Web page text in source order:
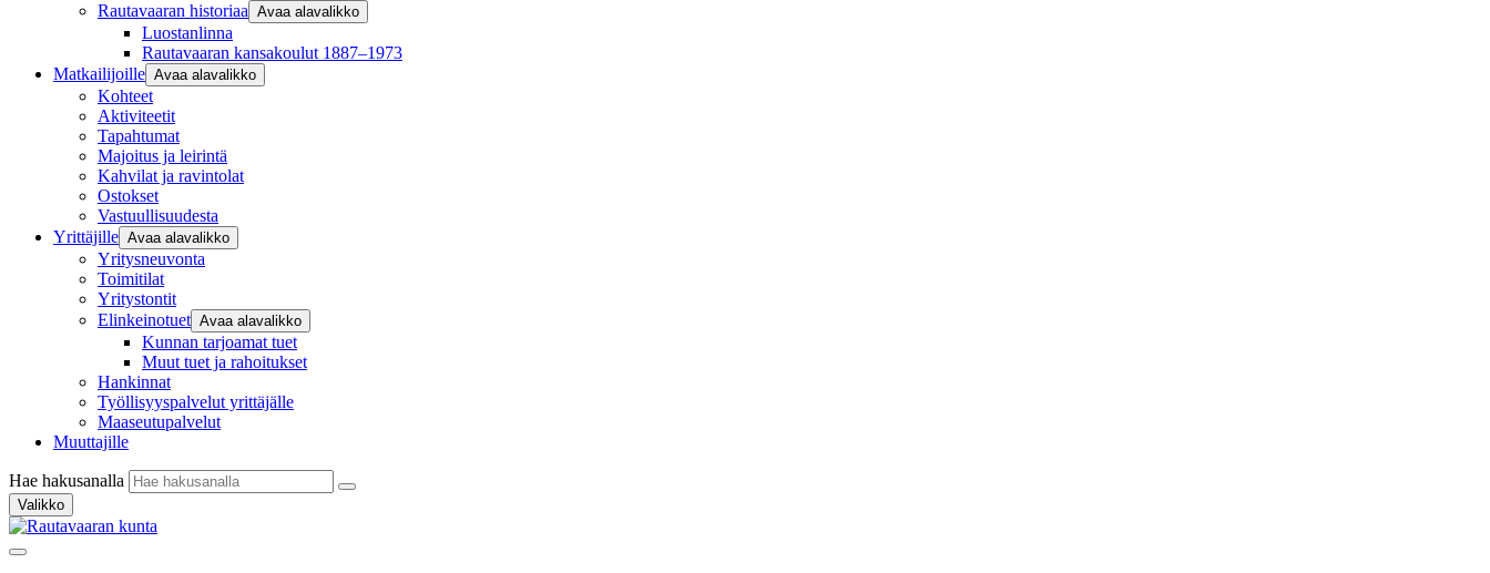
Rautavaaran historiaa Avaa alavalikko
Luostanlinna
Rautavaaran kansakoulut 1887–1973
Matkailijoille Avaa alavalikko
Kohteet
Aktiviteetit
Tapahtumat
Majoitus ja leirintä
Kahvilat ja ravintolat
Ostokset
Vastuullisuudesta
Yrittäjille Avaa alavalikko
Yritysneuvonta
Toimitilat
Yritystontit
Elinkeinotuet Avaa alavalikko
Kunnan tarjoamat tuet
Muut tuet ja rahoitukset
Hankinnat
Työllisyyspalvelut yrittäjälle
Maaseutupalvelut
Muuttajille
Hae hakusanalla
Valikko